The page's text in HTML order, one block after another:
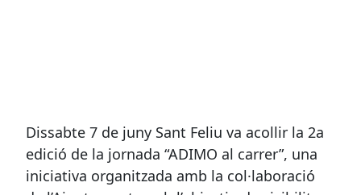
Dissabte 7 de juny Sant Feliu va acollir la 2a
edició de la jornada “ADIMO al carrer”, una
iniciativa organitzada amb la col·laboració